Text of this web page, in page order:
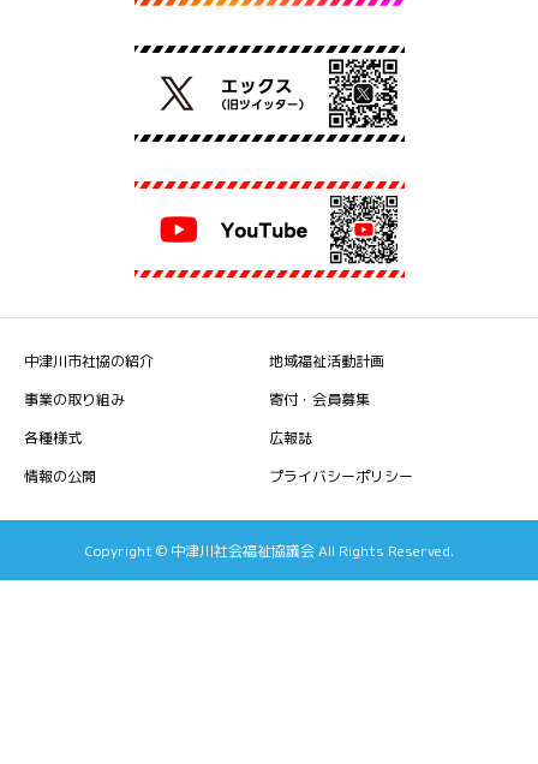
中津川市社協の紹介
地域福祉活動計画
事業の取り組み
寄付・会員募集
各種様式
広報誌
情報の公開
プライバシーポリシー
Copyright © 中津川社会福祉協議会 All Rights Reserved.